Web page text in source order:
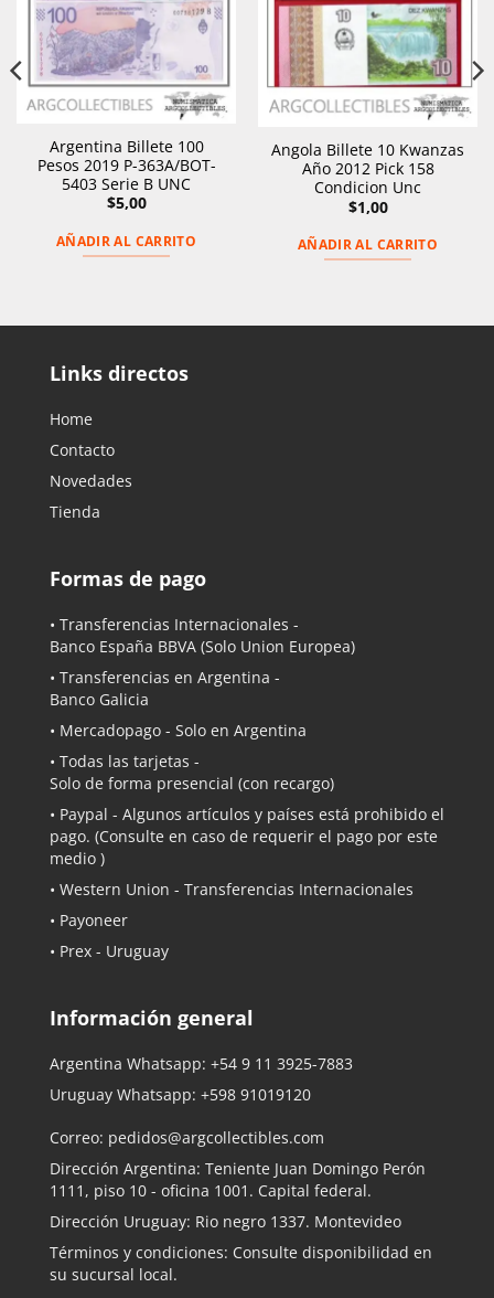
Argentina Billete 100
Pesos 2019 P-363A/BOT-
5403 Serie B UNC
$5,00
AÑADIR AL CARRITO
Angola Billete 10 Kwanzas
Año 2012 Pick 158
Condicion Unc
$1,00
AÑADIR AL CARRITO
Links directos
Home
Contacto
Novedades
Tienda
Formas de pago
• Transferencias Internacionales -
Banco España BBVA (Solo Union Europea)
• Transferencias en Argentina -
Banco Galicia
• Mercadopago - Solo en Argentina
• Todas las tarjetas -
Solo de forma presencial (con recargo)
• Paypal - Algunos artículos y países está prohibido el
pago. (Consulte en caso de requerir el pago por este
medio )
• Western Union - Transferencias Internacionales
• Payoneer
• Prex - Uruguay
Información general
Argentina Whatsapp: +54 9 11 3925-7883
Uruguay Whatsapp: +598 91019120
Correo: pedidos@argcollectibles.com
Dirección Argentina: Teniente Juan Domingo Perón
1111, piso 10 - oficina 1001. Capital federal.
Dirección Uruguay: Rio negro 1337. Montevideo
Términos y condiciones: Consulte disponibilidad en
su sucursal local.